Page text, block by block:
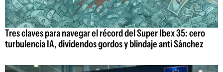
Tres claves para navegar el récord del Super Ibex 35: cero
turbulencia IA, dividendos gordos y blindaje anti Sánchez